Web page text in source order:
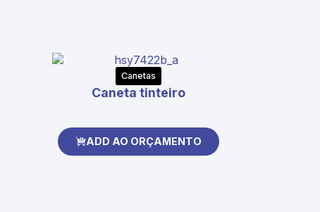
Canetas
Caneta tinteiro
ADD AO ORÇAMENTO